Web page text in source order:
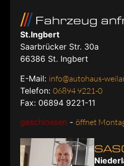
Fahrzeug
St.Ingbert
Saarbrücker Str. 30a
66386 St. Ingbert
E-Mail: info@autohaus-
Telefon: 06894 9221-0
Fax: 06894 9221-11
geschlossen - öffnet